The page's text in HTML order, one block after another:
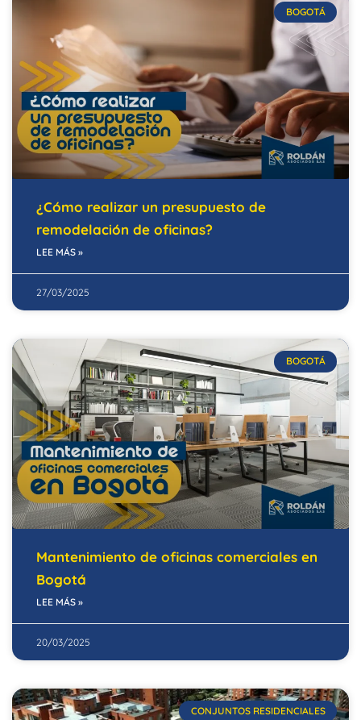
BOGOTÁ
¿Cómo realizar un presupuesto de
remodelación de oficinas?
LEE MÁS »
27/03/2025
BOGOTÁ
Mantenimiento de oficinas comerciales en
Bogotá
LEE MÁS »
20/03/2025
CONJUNTOS RESIDENCIALES